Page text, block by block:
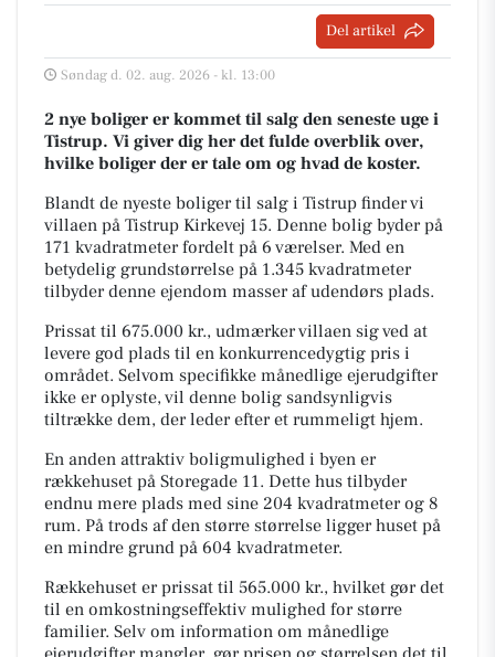
Del artikel
Søndag d. 02. aug. 2026 - kl. 13:00
2 nye boliger er kommet til salg den seneste uge i
Tistrup. Vi giver dig her det fulde overblik over,
hvilke boliger der er tale om og hvad de koster.
Blandt de nyeste boliger til salg i Tistrup finder vi
villaen på Tistrup Kirkevej 15. Denne bolig byder på
171 kvadratmeter fordelt på 6 værelser. Med en
betydelig grundstørrelse på 1.345 kvadratmeter
tilbyder denne ejendom masser af udendørs plads.
Prissat til 675.000 kr., udmærker villaen sig ved at
levere god plads til en konkurrencedygtig pris i
området. Selvom specifikke månedlige ejerudgifter
ikke er oplyste, vil denne bolig sandsynligvis
tiltrække dem, der leder efter et rummeligt hjem.
En anden attraktiv boligmulighed i byen er
rækkehuset på Storegade 11. Dette hus tilbyder
endnu mere plads med sine 204 kvadratmeter og 8
rum. På trods af den større størrelse ligger huset på
en mindre grund på 604 kvadratmeter.
Rækkehuset er prissat til 565.000 kr., hvilket gør det
til en omkostningseffektiv mulighed for større
familier. Selv om information om månedlige